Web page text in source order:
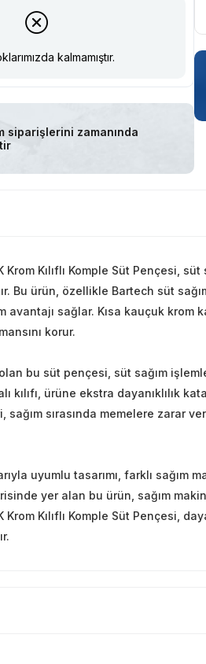
kalmamıştır.
siparişlerini zamanında
Kılıflı Komple Süt Pençesi,
Bu ürün, özellikle Bartech süt
avantajı sağlar. Kısa kauçuk krom
korur.
bu süt pençesi, süt sağım
kılıfı, ürüne ekstra dayanıklılık
sırasında memelere zarar
uyumlu tasarımı, farklı
yer alan bu ürün, sağım
Kılıflı Komple Süt Pençesi,